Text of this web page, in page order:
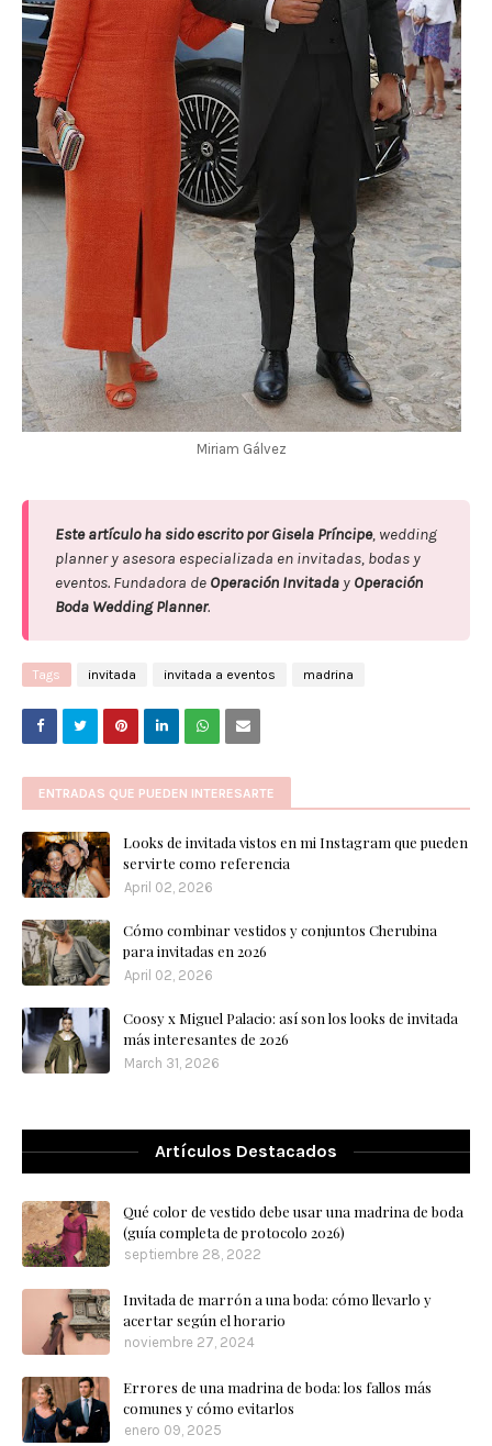
Miriam Gálvez
Este artículo ha sido escrito por Gisela Príncipe, wedding
planner y asesora especializada en invitadas, bodas y
eventos. Fundadora de Operación Invitada y Operación
Boda Wedding Planner.
Tags invitada invitada a eventos madrina
ENTRADAS QUE PUEDEN INTERESARTE
Looks de invitada vistos en mi Instagram que pueden
servirte como referencia
April 02, 2026
Cómo combinar vestidos y conjuntos Cherubina
para invitadas en 2026
April 02, 2026
Coosy x Miguel Palacio: así son los looks de invitada
más interesantes de 2026
March 31, 2026
Artículos Destacados
Qué color de vestido debe usar una madrina de boda
(guía completa de protocolo 2026)
septiembre 28, 2022
Invitada de marrón a una boda: cómo llevarlo y
acertar según el horario
noviembre 27, 2024
Errores de una madrina de boda: los fallos más
comunes y cómo evitarlos
enero 09, 2025